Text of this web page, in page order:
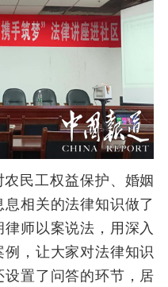
民工权益保护、婚姻
相关的法律知识做了
师以案说法，用深入
，让大家对法律知识
置了问答的环节，居